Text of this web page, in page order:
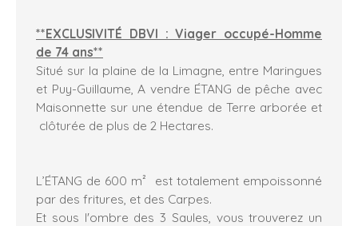
**EXCLUSIVITÉ DBVI : Viager occupé-Homme
de 74 ans**
Situé sur la plaine de la Limagne, entre Maringues
et Puy-Guillaume, A vendre ÉTANG de pêche avec
Maisonnette sur une étendue de Terre arborée et
clôturée de plus de 2 Hectares.
L’ÉTANG de 600 m² est totalement empoissonné
par des fritures, et des Carpes.
Et sous l'ombre des 3 Saules, vous trouverez un